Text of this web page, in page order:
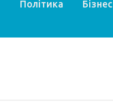
Політика Бізнес